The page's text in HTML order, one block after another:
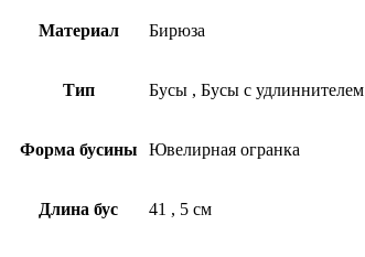
Материал Бирюза
Тип Бусы , Бусы с удлиннителем
Форма бусины Ювелирная огранка
Длина бус 41 , 5 см